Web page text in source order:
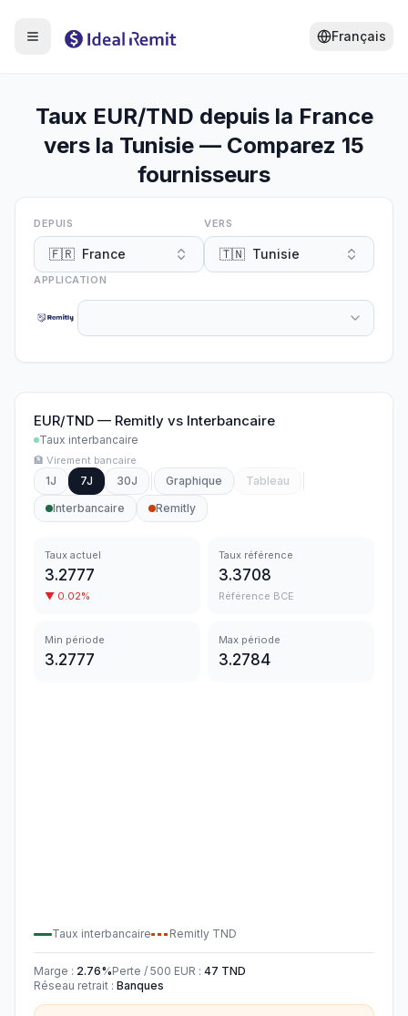
Français
Taux EUR/TND depuis la France
vers la Tunisie — Comparez 15
fournisseurs
DEPUIS
🇫🇷 France
VERS
🇹🇳 Tunisie
APPLICATION
EUR/TND — Remitly vs Interbancaire
Taux interbancaire
🏦 Virement bancaire
1J 7J 30J Graphique
Tableau
Interbancaire
Remitly
Taux actuel
3.2777
▼ 0.02%
Taux référence
3.3708
Référence BCE
Min période
3.2777
Max période
3.2784
Taux interbancaire Remitly TND
Marge : 2.76%Perte / 500 EUR : 47 TND
Réseau retrait : Banques